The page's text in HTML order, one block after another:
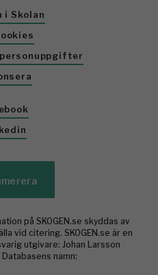
i Skolan
på SKOGEN.se skyddas av
vid citering. SKOGEN.se är en
utgivare: Johan Larsson
namn: